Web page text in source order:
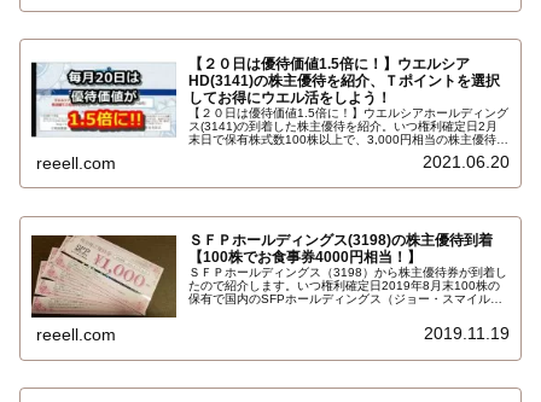
【２０日は優待価値1.5倍に！】ウエルシア
HD(3141)の株主優待を紹介、Ｔポイントを選択
してお得にウエル活をしよう！
【２０日は優待価値1.5倍に！】ウエルシアホールディング
ス(3141)の到着した株主優待を紹介。いつ権利確定日2月
末日で保有株式数100株以上で、3,000円相当の株主優待
る。Ｔポイントに交換してお得にウエル活しよう。毎月20
reeell.com 2021.06.20
ＳＦＰホールディングス(3198)の株主優待到着
【100株でお食事券4000円相当！】
ＳＦＰホールディングス（3198）から株主優待券が到着し
たので紹介します。いつ権利確定日2019年8月末100株の
保有で国内のSFPホールディングス（ジョー・スマイルお
きる株主様ご優待券1000円4枚合計4000円相当です…
reeell.com 2019.11.19